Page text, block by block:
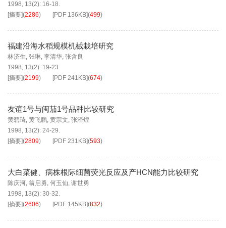
1998, 13(2): 16-18.
[摘要](2286) [PDF 136KB](499)
福建沿海水稻规模机械栽培研究
林济生, 张琳, 李清华, 张含良
1998, 13(2): 19-23.
[摘要](2199) [PDF 241KB](674)
友谊1号与闽茄1号品种比较研究
黄碧琦, 黄飞鹏, 黄宗文, 张泽煌
1998, 13(2): 24-29.
[摘要](2809) [PDF 231KB](593)
大白菜健、病株根际细菌荧光反应及产HCN能力比较研究
陈庆河, 翁启勇, 何玉仙, 谢世勇
1998, 13(2): 30-32.
[摘要](2606) [PDF 145KB](832)